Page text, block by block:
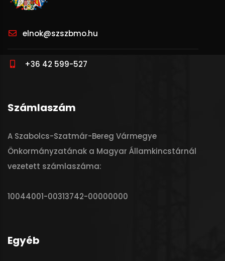
elnok@szszbmo.hu
+36 42 599-527
Számlaszám
A Szabolcs-Szatmár-Bereg Vármegye
Önkormányzatának a Magyar Államkincstárnál
vezetett számlaszáma:
10044001-00313742-00000000
Egyéb